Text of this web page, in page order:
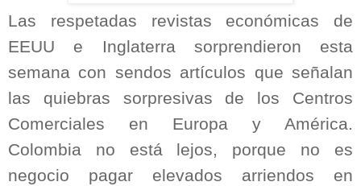
Las respetadas revistas económicas de
EEUU e Inglaterra sorprendieron esta
semana con sendos artículos que señalan
las quiebras sorpresivas de los Centros
Comerciales en Europa y América.
Colombia no está lejos, porque no es
negocio pagar elevados arriendos en